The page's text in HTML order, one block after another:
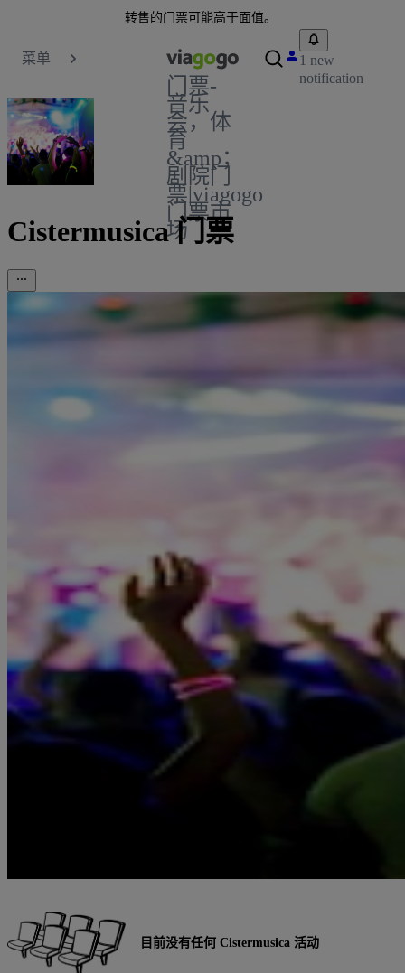
转售的门票可能高于面值。
菜单
门票-
音乐
会，体
育
&amp；
剧院门
票|viagogo
门票市
场
1 new
notification
Cistermusica 门票
目前没有任何 Cistermusica 活动